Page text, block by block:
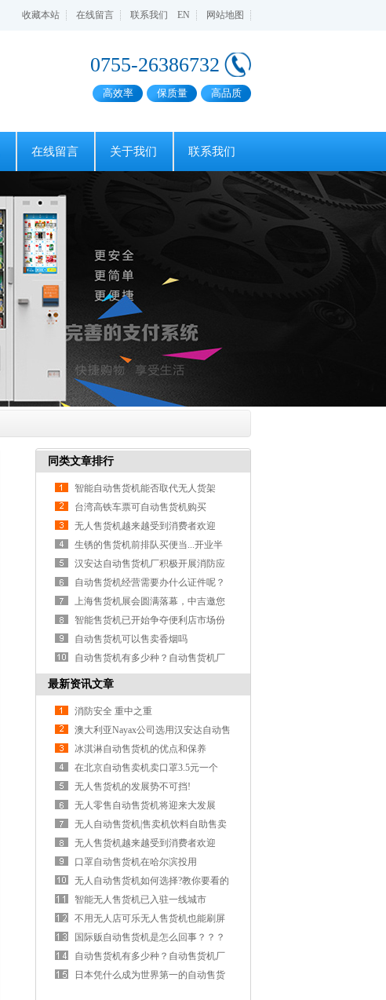
收藏本站 在线留言 联系我们 EN 网站地图
0755-26386732
高效率 保质量 高品质
在线留言 关于我们 联系我们
同类文章排行
智能自动售货机能否取代无人货架
台湾高铁车票可自动售货机购买
无人售货机越来越受到消费者欢迎
生锈的售货机前排队买便当...开业半
世纪
汉安达自动售货机厂积极开展消防应
急演
自动售货机经营需要办什么证件呢？
上海售货机展会圆满落幕，中吉邀您
共创
智能售货机已开始争夺便利店市场份
额
自动售货机可以售卖香烟吗
自动售货机有多少种？自动售货机厂
家告
最新资讯文章
消防安全 重中之重
澳大利亚Nayax公司选用汉安达自动售
货机
冰淇淋自动售货机的优点和保养
在北京自动售卖机卖口罩3.5元一个
无人售货机的发展势不可挡!
无人零售自动售货机将迎来大发展
无人自动售货机|售卖机饮料自助售卖
机商
无人售货机越来越受到消费者欢迎
口罩自动售货机在哈尔滨投用
无人自动售货机如何选择?教你要看的
几个
智能无人售货机已入驻一线城市
不用无人店可乐无人售货机也能刷屏
抢流
国际贩自动售货机是怎么回事？？？
自动售货机有多少种？自动售货机厂
家告
日本凭什么成为世界第一的自动售货